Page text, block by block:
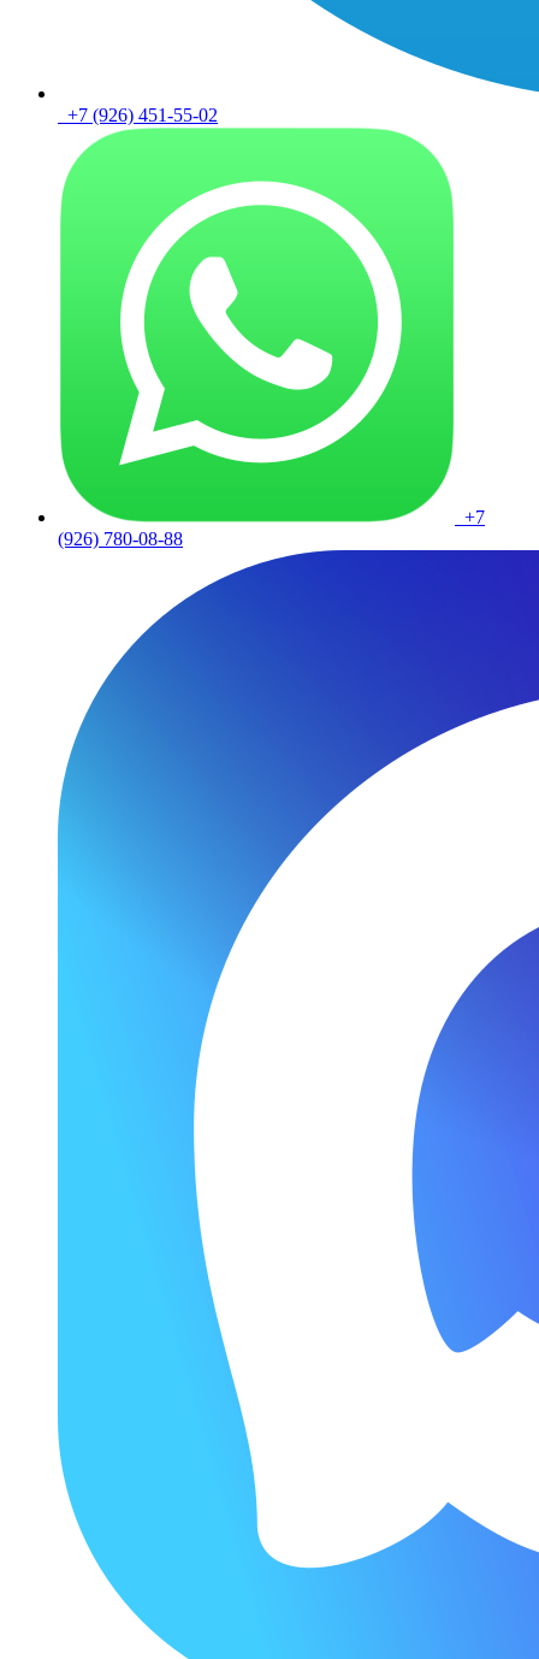
+7 (926) 451-55-02
+7
(926) 780-08-88